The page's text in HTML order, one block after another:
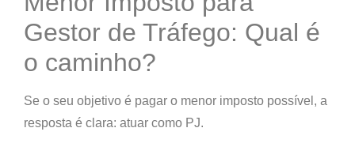
Gestor de Tráfego: Qual é
o caminho?
Se o seu objetivo é pagar o menor imposto possível , a
resposta é clara: atuar como PJ.